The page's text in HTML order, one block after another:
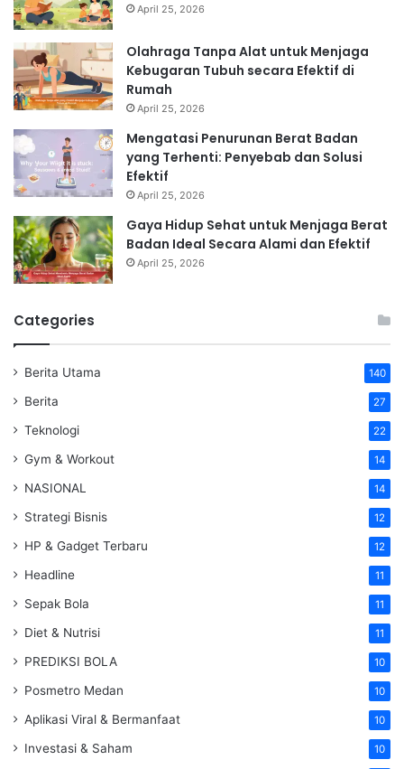
April 25, 2026
Olahraga Tanpa Alat untuk Menjaga
Kebugaran Tubuh secara Efektif di
Rumah
April 25, 2026
Mengatasi Penurunan Berat Badan
yang Terhenti: Penyebab dan Solusi
Efektif
April 25, 2026
Gaya Hidup Sehat untuk Menjaga Berat
Badan Ideal Secara Alami dan Efektif
April 25, 2026
Categories
Berita Utama 140
Berita 27
Teknologi 22
Gym & Workout 14
NASIONAL 14
Strategi Bisnis 12
HP & Gadget Terbaru 12
Headline 11
Sepak Bola 11
Diet & Nutrisi 11
PREDIKSI BOLA 10
Posmetro Medan 10
Aplikasi Viral & Bermanfaat 10
Investasi & Saham 10